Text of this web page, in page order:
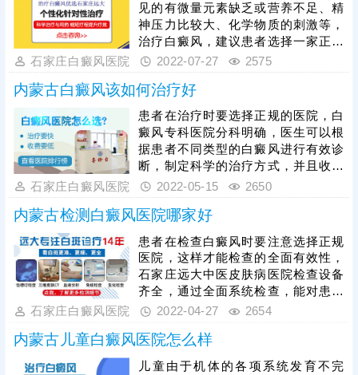
见的有微量元素缺乏或营养不足、精
神压力比较大、化学物质的刺激等，
治疗白癜风，建议患者选择一家正规
的专科医院治疗。远大中医皮肤病医
院是一家备受白癜风患者认可的现代
化医院，详情请看下文。
石家庄白癜风医院 2022-07-27 2575
内蒙古白癜风该如何治疗好
患者在治疗时要选择正规的医院，白
癜风专科医院分科明确，医生可以根
据患者不同类型的白癜风进行有效诊
断，制定科学的治疗方式，并且收费
也并不高，患者要根据自身病情选择
合适的治疗方案，下文有更多解答。
石家庄白癜风医院 2022-05-15 2650
内蒙古检测白癜风医院哪家好
患者在检查白癜风时要注意选择正规
医院，这样才能检查的全面有效性，
石家庄远大中医皮肤病医院检查设备
齐全，通过全面系统检查，能对患者
的病因病情有清楚了解，使白斑得到
细的介绍。
石家庄白癜风医院 2022-04-27 2654
内蒙古儿童白癜风医院怎么样
儿童由于机体的各项系统发育不完